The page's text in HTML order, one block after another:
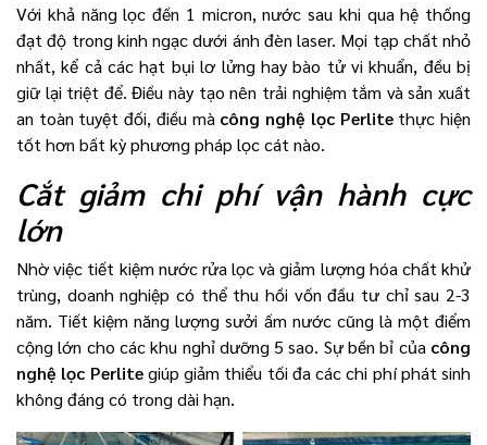
Với khả năng lọc đến 1 micron, nước sau khi qua hệ thống
đạt độ trong kinh ngạc dưới ánh đèn laser. Mọi tạp chất nhỏ
nhất, kể cả các hạt bụi lơ lửng hay bào tử vi khuẩn, đều bị
giữ lại triệt để. Điều này tạo nên trải nghiệm tắm và sản xuất
an toàn tuyệt đối, điều mà công nghệ lọc Perlitethực hiện
tốt hơn bất kỳ phương pháp lọc cát nào.
Cắt giảm chi phí vận hành cực
lớn
Nhờ việc tiết kiệm nước rửa lọc và giảm lượng hóa chất khử
trùng, doanh nghiệp có thể thu hồi vốn đầu tư chỉ sau 2-3
năm. Tiết kiệm năng lượng sưởi ấm nước cũng là một điểm
cộng lớn cho các khu nghỉ dưỡng 5 sao. Sự bền bỉ của công
nghệ lọc Perlitegiúp giảm thiểu tối đa các chi phí phát sinh
không đáng có trong dài hạn.